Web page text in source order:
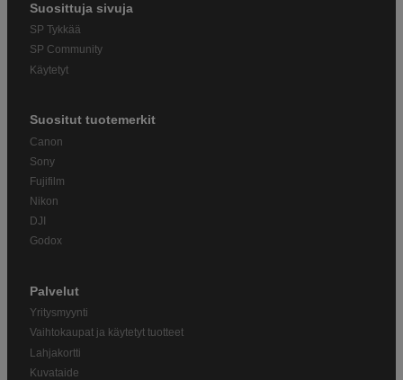
Suosittuja sivuja
SP Tykkää
SP Community
Käytetyt
Suositut tuotemerkit
Canon
Sony
Fujifilm
Nikon
DJI
Godox
Palvelut
Yritysmyynti
Vaihtokaupat ja käytetyt tuotteet
Lahjakortti
Kuvataide